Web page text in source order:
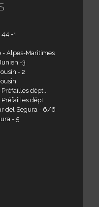
-1
- Alpes-Maritimes
-3
- 2
dépt...
dépt...
del Segura - 6/6
- 5